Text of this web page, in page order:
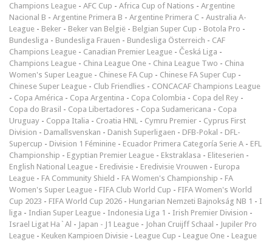
Champions League - AFC Cup - Africa Cup of Nations - Argentine
Nacional B - Argentine Primera B - Argentine Primera C - Australia A-
League - Beker - Beker van België - Belgian Super Cup - Botola Pro -
Bundesliga - Bundesliga Frauen - Bundesliga Österreich - CAF
Champions League - Canadian Premier League - Česká Liga -
Champions League - China League One - China League Two - China
Women's Super League - Chinese FA Cup - Chinese FA Super Cup -
Chinese Super League - Club Friendlies - CONCACAF Champions League
- Copa América - Copa Argentina - Copa Colombia - Copa del Rey -
Copa do Brasil - Copa Libertadores - Copa Sudamericana - Copa
Uruguay - Coppa Italia - Croatia HNL - Cymru Premier - Cyprus First
Division - Damallsvenskan - Danish Superligaen - DFB-Pokal - DFL-
Supercup - Division 1 Féminine - Ecuador Primera Categoría Serie A - EFL
Championship - Egyptian Premier League - Ekstraklasa - Eliteserien -
English National League - Eredivisie - Eredivisie Vrouwen - Europa
League - FA Community Shield - FA Women's Championship - FA
Women's Super League - FIFA Club World Cup - FIFA Women's World
Cup 2023 - FIFA World Cup 2026 - Hungarian Nemzeti Bajnokság NB 1 - I
liga - Indian Super League - Indonesia Liga 1 - Irish Premier Division -
Israel Ligat Ha`Al - Japan - J1 League - Johan Cruijff Schaal - Jupiler Pro
League - Keuken Kampioen Divisie - League Cup - League One - League